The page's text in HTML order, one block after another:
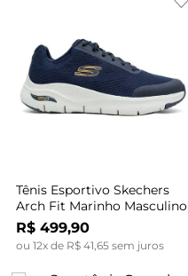
Tênis Esportivo Skechers
Arch Fit Marinho Masculino
R$ 499,90
ou 12x de R$ 41 65sem juros